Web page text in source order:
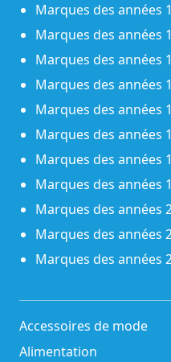
Marques des années
Marques des années
Marques des années
Marques des années
Marques des années
Marques des années
Marques des années
Marques des années
Marques des années
Marques des années
Marques des années
Accessoires de mode
Alimentation